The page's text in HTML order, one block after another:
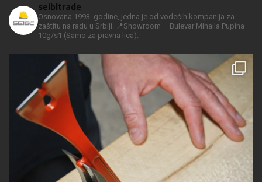
seibltrade
Osnovana 1993. godine, jedna je od vodećih kompanija za
zaštitu na radu u Srbiji.
📍Showroom – Bulevar Mihaila Pupina
10g/s1 (Samo za pravna lica).